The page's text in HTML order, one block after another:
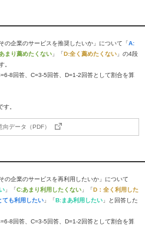
の企業のサービスを推奨したいか」について「A:
まり薦めたくない 」「D:全く薦めたくない 」の4段
。
8回答、C=3-5回答、D=1-2回答として割合を算
。
向データ（PDF）
の企業のサービスを再利用したいか」について
」「C:あまり利用したくない 」「D：全く利用した
ても利用したい 」「B:まあ利用したい 」と回答した
8回答、C=3-5回答、D=1-2回答として割合を算